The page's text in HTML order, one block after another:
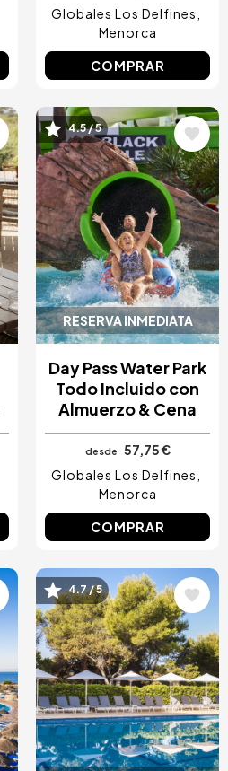
Globales Los Delfines
Menorca
COMPRAR
RESERVA INMEDIATA
Image
4.5 / 5
Day Pass Water Park
Todo Incluido con
Almuerzo & Cena
desde
57,75 €
Globales Los Delfines
Menorca
COMPRAR
Image
4.7 / 5